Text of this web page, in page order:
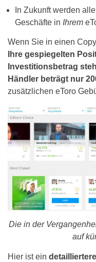
In Zukunft werden alle
Geschäfte in Ihrem
Wenn Sie in einen
Ihre gespiegelten
Investitionsbetrag
Händler beträgt nur
zusätzlichen eToro
Die in der
auf
Hier ist ein